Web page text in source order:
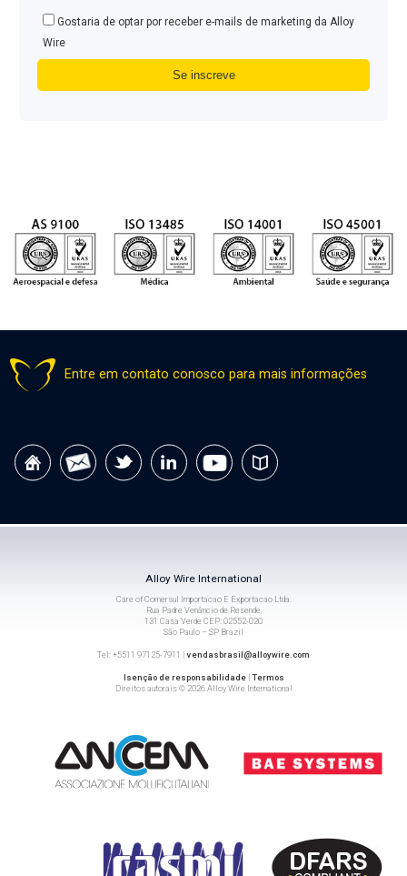
Gostaria de optar por receber e-mails de marketing da Alloy
Wire
Entre em contato conosco para mais informações
Alloy Wire International
Care of Comersul Importacao E Exportacao Ltda.
Rua Padre Venâncio de Resende,
131 Casa Verde CEP: 02552-020
São Paulo – SP Brazil
Tel: +5511 97125-7911 |vendasbrasil@alloywire.com
Isenção de responsabilidade|Termos
Direitos autorais © 2026 Alloy Wire International